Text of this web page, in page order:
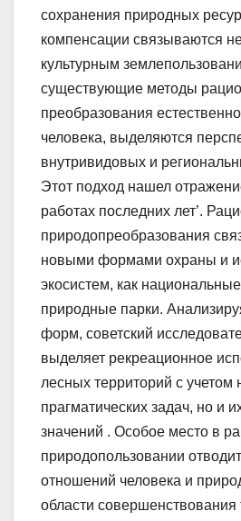
сохранения природных
компенсации связываются
культурным
существующие методы
преобразования
человека, выделяются
внутривидовых и
Этот подход нашел
работах последних лет’.
природопреобразования
новыми формами охраны и
экосистем, как
природные парки.
форм, советский
выделяет рекреационное
лесных территорий с учетом
прагматических задач, но и
значений . Особое место в
природопользовании
отношений человека и
области совершенствования